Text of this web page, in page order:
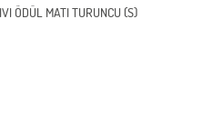
ÖDÜL MATI TURUNCU (S)